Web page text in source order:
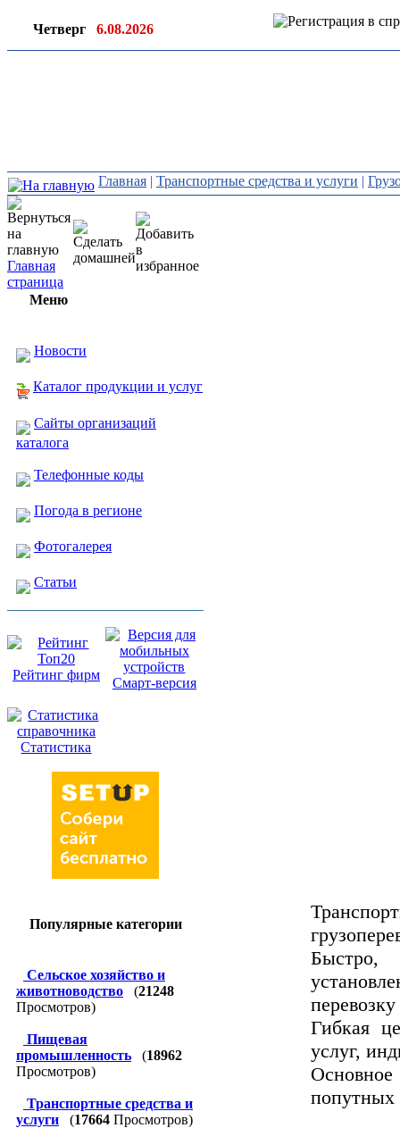
Четверг 6.08.2026
Главная | Транспортные средства и услуги |
Главная
страница
Меню
Новости
Каталог продукции и услуг
Сайты организаций
каталога
Телефонные коды
Погода в регионе
Фотогалерея
Статьи
Рейтинг фирм
Смарт-версия
Статистика
Популярные категории
Сельское хозяйство и
животноводство
(21248
Просмотров)
Пищевая
промышленность
(18962
Просмотров)
Транспортные средства и
услуги
(17664 Просмотров)
Гибкая
услуг,
попутных